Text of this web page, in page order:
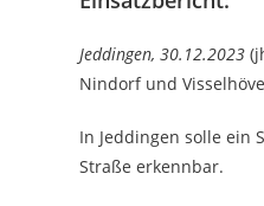
Jeddingen, 30.12.2023
Nindorf und
In Jeddingen solle ein
Straße erkennbar.